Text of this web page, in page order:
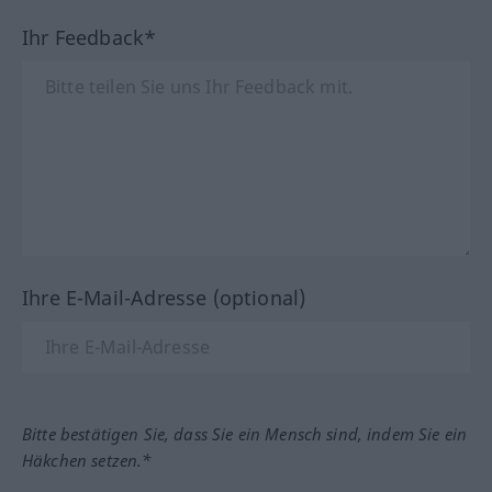
Ihr Feedback*
Ihre E-Mail-Adresse (optional)
Bitte bestätigen Sie, dass Sie ein Mensch sind, indem Sie ein
Häkchen setzen.*